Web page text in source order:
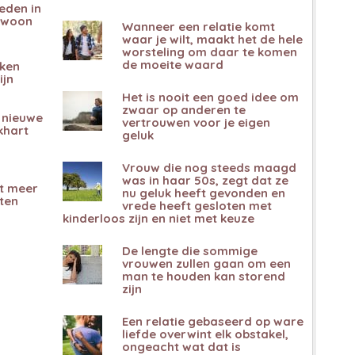
in
meer
Wanneer een relatie komt
waar je wilt, maakt het de hele
worsteling om daar te komen
de moeite waard
Het is nooit een goed idee om
zwaar op anderen te
vertrouwen voor je eigen
geluk
Vrouw die nog steeds maagd
was in haar 50s, zegt dat ze
nu geluk heeft gevonden en
vrede heeft gesloten met
kinderloos zijn en niet met keuze
De lengte die sommige
vrouwen zullen gaan om een ​​
man te houden kan storend
zijn
Een relatie gebaseerd op ware
liefde overwint elk obstakel,
ongeacht wat dat is